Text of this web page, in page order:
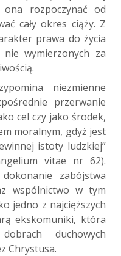
rozpoczynać od
cały okres ciąży. Z
prawa do życia
wymierzonych za
niezmienne
przerwanie
cel czy jako środek,
moralnym, gdyż jest
istoty ludzkiej”
vitae nr 62).
zabójstwa
wspólnictwo w tym
jedno z najcięższych
ekskomuniki, która
duchowych
Chrystusa.